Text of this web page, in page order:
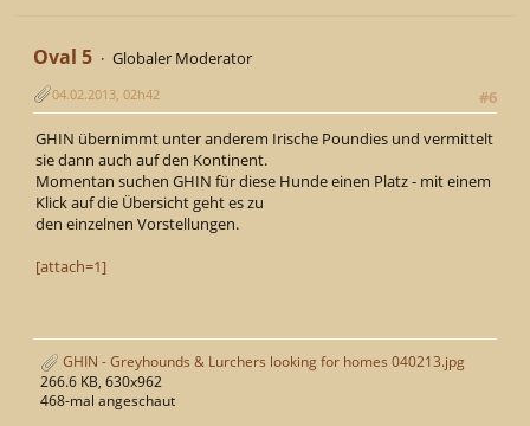
Oval 5
Globaler Moderator
#6
04.02.2013, 02h42
GHIN übernimmt unter anderem Irische Poundies und vermittelt
sie dann auch auf den Kontinent.
Momentan suchen GHIN für diese Hunde einen Platz - mit einem
Klick auf die Übersicht geht es zu
den einzelnen Vorstellungen.
[attach=1]
GHIN - Greyhounds & Lurchers looking for homes 040213.jpg
266.6 KB, 630x962
468-mal angeschaut